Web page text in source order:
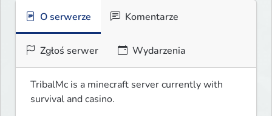
O serwerze Komentarze
Zgłoś serwer Wydarzenia
TribalMc is a minecraft server currently with
survival and casino.